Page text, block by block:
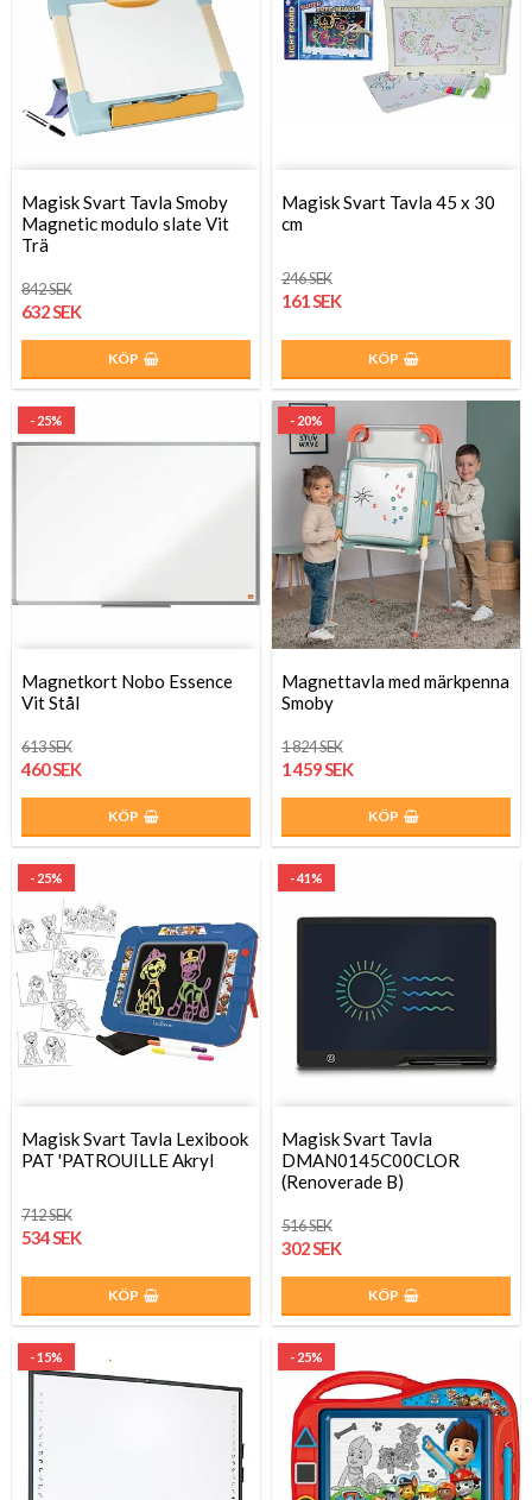
Magisk Svart Tavla Smoby
Magnetic modulo slate Vit
Trä
842 SEK
632 SEK
KÖP
Magisk Svart Tavla 45 x 30
cm
246 SEK
161 SEK
KÖP
- 25%
Magnetkort Nobo Essence
Vit Stål
613 SEK
460 SEK
KÖP
- 20%
Magnettavla med märkpenna
Smoby
1 824 SEK
1 459 SEK
KÖP
- 25%
Magisk Svart Tavla Lexibook
PAT 'PATROUILLE Akryl
712 SEK
534 SEK
KÖP
- 41%
Magisk Svart Tavla
DMAN0145C00CLOR
(Renoverade B)
516 SEK
302 SEK
KÖP
- 15% - 25%